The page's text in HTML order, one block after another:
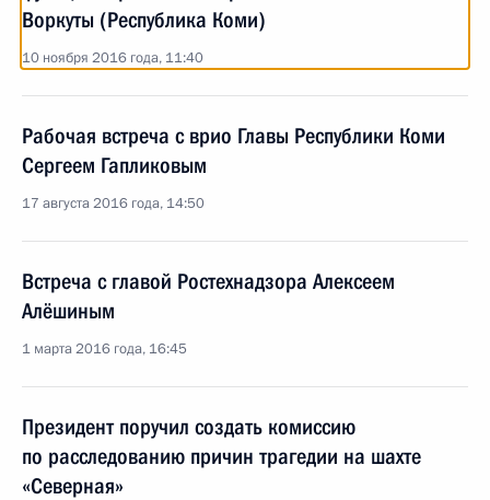
Воркуты (Республика Коми)
10 ноября 2016 года, 11:40
Рабочая встреча с врио Главы Республики Коми
Сергеем Гапликовым
17 августа 2016 года, 14:50
Встреча с главой Ростехнадзора Алексеем
Алёшиным
1 марта 2016 года, 16:45
Президент поручил создать комиссию
по расследованию причин трагедии на шахте
«Северная»